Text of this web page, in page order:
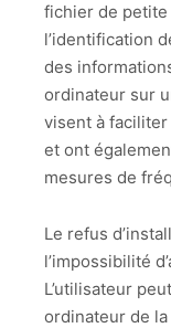
fichier de petite
l’identification
des
ordinateur sur
visent à
et ont
mesures de
Le refus
l’impossibilité
L’utilisateur
ordinateur de